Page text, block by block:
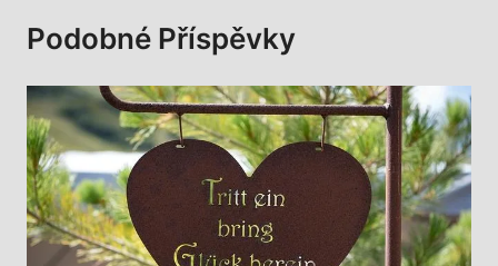
Podobné Příspěvky